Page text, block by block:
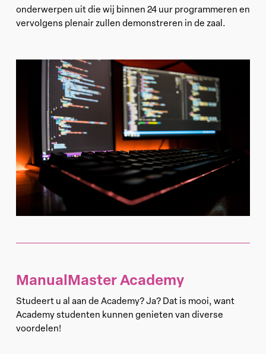
onderwerpen uit die wij binnen 24 uur programmeren en
vervolgens plenair zullen demonstreren in de zaal.
ManualMaster Academy
Studeert u al aan de Academy? Ja? Dat is mooi, want
Academy studenten kunnen genieten van diverse
voordelen!